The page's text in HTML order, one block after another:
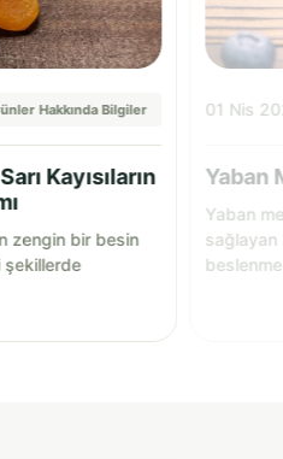
Hakkında Bilgiler
Kayısıların
zengin bir besin
şekillerde
01 Nis
Yaban
Yaban
sağlayan